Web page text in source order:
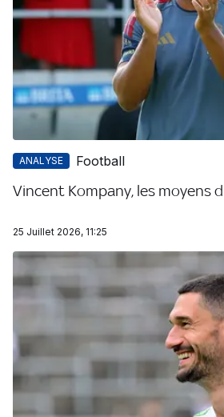
ANALYSE Football
Vincent Kompany, les moyens
25 Juillet 2026, 11:25